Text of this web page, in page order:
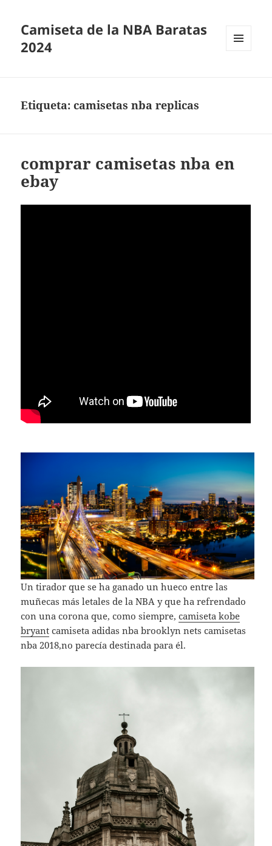
Camiseta de la NBA Baratas
2024
Etiqueta:camisetas nba replicas
comprar camisetas nba en
ebay
Un tirador que se ha ganado un hueco entre las
muñecas más letales de la NBA y que ha refrendado
con una corona que, como siempre,camiseta kobe
bryant camiseta adidas nba brooklyn nets camisetas
nba 2018,no parecía destinada para él.